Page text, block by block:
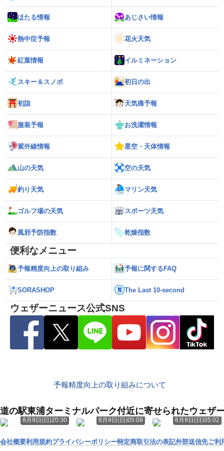
ほたる情報 あじさい情報
熱中症予報 花火天気
紅葉情報 イルミネーション
スキー＆スノボ 初日の出
初詣 天気痛予報
服装予報 お洗濯情報
紫外線情報 星空・天体情報
山の天気 空の天気
釣り天気 マリン天気
ゴルフ場の天気 スポーツ天気
風邪予防指数 乾燥指数
便利なメニュー
予報精度向上の取り組み 予報に関するFAQ
SORASHOP The Last 10-second
ウェザーニュース公式SNS
予報精度向上の取り組みについて
道の駅東浦ターミナルパーク付近に寄せられたウェザ
8月9日(日)20:30 8月9日(日)05:09 8月9日(日)05:02
会社概要利用規約プライバシーポリシー特定商取引法の表記外部送信先ご利